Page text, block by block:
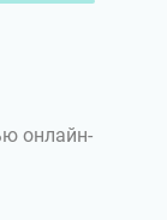
онлайн-